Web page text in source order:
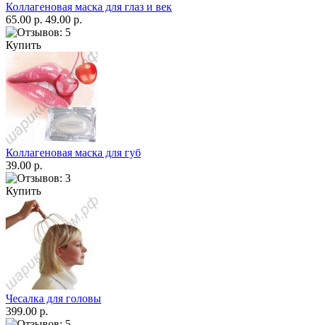
Коллагеновая маска для глаз и век
65.00 р. 49.00 р.
Купить
Коллагеновая маска для губ
39.00 р.
Купить
Чесалка для головы
399.00 р.